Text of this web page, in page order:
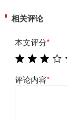
相关评论
本文评分*
评论内容*